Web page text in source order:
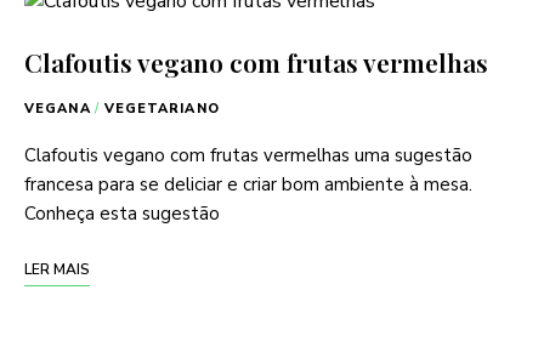
Clafoutis vegano com frutas vermelhas
VEGANA/ VEGETARIANO
Clafoutis vegano com frutas vermelhas uma sugestão
francesa para se deliciar e criar bom ambiente à mesa.
Conheça esta sugestão
LER MAIS